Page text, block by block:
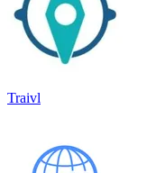
Traivl